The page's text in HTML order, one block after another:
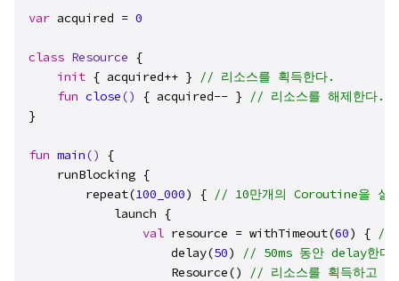
var acquired = 0
class Resource {
init { acquired++ }
// 리소스를 획득한다.
fun close() { acquired-- }
// 리소스를 해제한다.
}
fun main()
{
    runBlocking {
        repeat(
100_000) { // 10만개의 Coroutine을 실
            launch {
val resource = withTimeout(60) { //
                    delay(
50)
// 50ms 동안 delay한다.
                    Resource()
// 리소스를 획득하고